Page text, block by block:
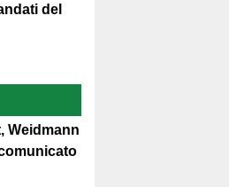
del
Weidmann